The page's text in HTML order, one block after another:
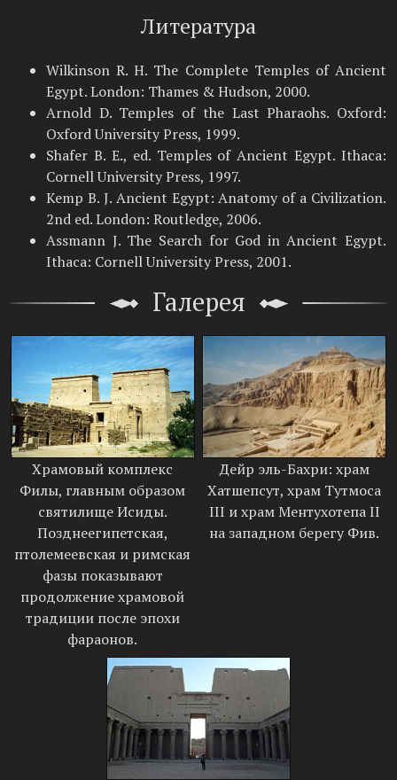
Литература
Wilkinson R. H. The Complete Temples of Ancient
Egypt. London: Thames & Hudson, 2000.
Arnold D. Temples of the Last Pharaohs. Oxford:
Oxford University Press, 1999.
Shafer B. E., ed. Temples of Ancient Egypt. Ithaca:
Cornell University Press, 1997.
Kemp B. J. Ancient Egypt: Anatomy of a Civilization.
2nd ed. London: Routledge, 2006.
Assmann J. The Search for God in Ancient Egypt.
Ithaca: Cornell University Press, 2001.
Галерея
Храмовый комплекс
Филы, главным образом
святилище Исиды.
Позднеегипетская,
птолемеевская и римская
фазы показывают
продолжение храмовой
традиции после эпохи
фараонов.
Дейр эль-Бахри: храм
Хатшепсут, храм Тутмоса
III и храм Ментухотепа II
на западном берегу Фив.